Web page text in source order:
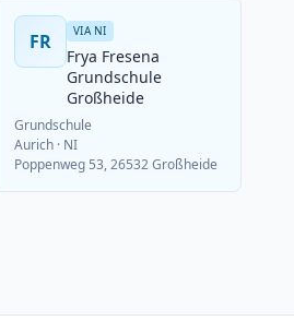
FR VIA NI
Frya Fresena
Grundschule
Großheide
Grundschule
Aurich · NI
Poppenweg 53, 26532 Großheide